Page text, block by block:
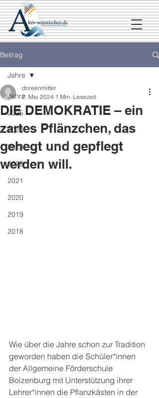
Beitrag
Jahre
2025
2024
2023
2022
2021
2020
2019
2018
Jahre
DIE DEMOKRATIE – ein
zartes Pflänzchen, das
gehegt und gepflegt
werden will.
doreenmitter
7. Mai 2024 1 Min. Lesezeit
Wie über die Jahre schon zur Tradition
geworden haben die Schüler*innen
der Allgemeine Förderschule
Boizenburg mit Unterstützung ihrer
Lehrer*innen die Pflanzkästen in der